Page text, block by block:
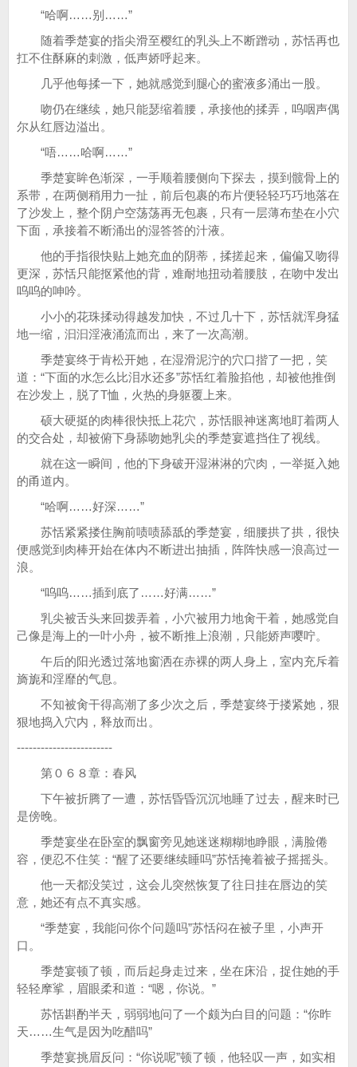
“哈啊……别……”
随着季楚宴的指尖滑至樱红的乳头上不断蹭动，苏恬再也
扛不住酥麻的刺激，低声娇呼起来。
几乎他每揉一下，她就感觉到腿心的蜜液多涌出一股。
吻仍在继续，她只能瑟缩着腰，承接他的揉弄，呜咽声偶
尔从红唇边溢出。
“唔……哈啊……”
季楚宴眸色渐深，一手顺着腰侧向下探去，摸到髋骨上的
系带，在两侧稍用力一扯，前后包裹的布片便轻轻巧巧地落在
了沙发上，整个阴户空荡荡再无包裹，只有一层薄布垫在小穴
下面，承接着不断涌出的湿答答的汁液。
他的手指很快贴上她充血的阴蒂，揉搓起来，偏偏又吻得
更深，苏恬只能抠紧他的背，难耐地扭动着腰肢，在吻中发出
呜呜的呻吟。
小小的花珠揉动得越发加快，不过几十下，苏恬就浑身猛
地一缩，汩汩淫液涌流而出，来了一次高潮。
季楚宴终于肯松开她，在湿滑泥泞的穴口揩了一把，笑
道：“下面的水怎么比泪水还多”苏恬红着脸掐他，却被他推倒
在沙发上，脱了T恤，火热的身躯覆上来。
硕大硬挺的肉棒很快抵上花穴，苏恬眼神迷离地盯着两人
的交合处，却被俯下身舔吻她乳尖的季楚宴遮挡住了视线。
就在这一瞬间，他的下身破开湿淋淋的穴肉，一举挺入她
的甬道内。
“哈啊……好深……”
苏恬紧紧搂住胸前啧啧舔舐的季楚宴，细腰拱了拱，很快
便感觉到肉棒开始在体内不断进出抽插，阵阵快感一浪高过一
浪。
“呜呜……插到底了……好满……”
乳尖被舌头来回拨弄着，小穴被用力地肏干着，她感觉自
己像是海上的一叶小舟，被不断推上浪潮，只能娇声嘤咛。
午后的阳光透过落地窗洒在赤裸的两人身上，室内充斥着
旖旎和淫靡的气息。
不知被肏干得高潮了多少次之后，季楚宴终于搂紧她，狠
狠地捣入穴内，释放而出。
------------------------
第０６８章：春风
下午被折腾了一遭，苏恬昏昏沉沉地睡了过去，醒来时已
是傍晚。
季楚宴坐在卧室的飘窗旁见她迷迷糊糊地睁眼，满脸倦
容，便忍不住笑：“醒了还要继续睡吗”苏恬掩着被子摇摇头。
他一天都没笑过，这会儿突然恢复了往日挂在唇边的笑
意，她还有点不真实感。
“季楚宴，我能问你个问题吗”苏恬闷在被子里，小声开
口。
季楚宴顿了顿，而后起身走过来，坐在床沿，捉住她的手
轻轻摩挲，眉眼柔和道：“嗯，你说。”
苏恬斟酌半天，弱弱地问了一个颇为白目的问题：“你昨
天……生气是因为吃醋吗”
季楚宴挑眉反问：“你说呢”顿了顿，他轻叹一声，如实相